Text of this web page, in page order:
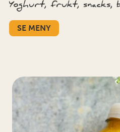
Yoghurt, frukt, snacks,
SE MENY